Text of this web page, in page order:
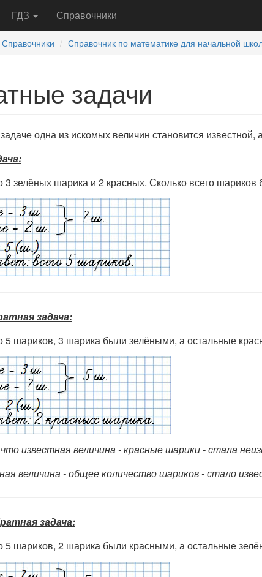
ГДЗ Справочники
Справочники Справочник по математике для начальной
задачи
одна из искомых величин становится
зелёных шарика и 2 красных. Сколько всего шариков
задача:
5 шариков, 3 шарика были зелёными, а остальные
известная величина - красные шарики - стала
величина - общее количество шариков - стало
задача:
5 шариков, 2 шарика были красными, а остальные